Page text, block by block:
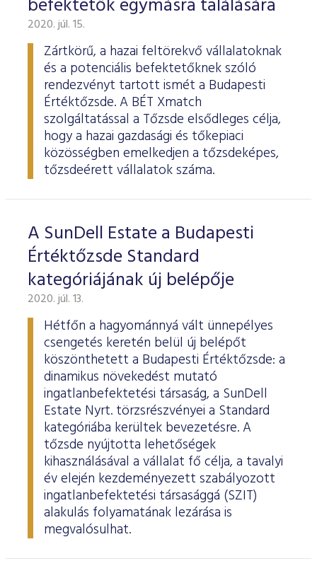
ESG Útmutató
befektetők egymásra találására
2020. júl. 15.
Zártkörű, a hazai feltörekvő vállalatoknak
és a potenciális befektetőknek szóló
rendezvényt tartott ismét a Budapesti
Értéktőzsde. A BÉT Xmatch
szolgáltatással a Tőzsde elsődleges célja,
hogy a hazai gazdasági és tőkepiaci
közösségben emelkedjen a tőzsdeképes,
tőzsdeérett vállalatok száma.
A SunDell Estate a Budapesti
Értéktőzsde Standard
kategóriájának új belépője
2020. júl. 13.
Hétfőn a hagyománnyá vált ünnepélyes
csengetés keretén belül új belépőt
köszönthetett a Budapesti Értéktőzsde: a
dinamikus növekedést mutató
ingatlanbefektetési társaság, a SunDell
Estate Nyrt. törzsrészvényei a Standard
kategóriába kerültek bevezetésre. A
tőzsde nyújtotta lehetőségek
kihasználásával a vállalat fő célja, a tavalyi
év elején kezdeményezett szabályozott
ingatlanbefektetési társasággá (SZIT)
alakulás folyamatának lezárása is
megvalósulhat.